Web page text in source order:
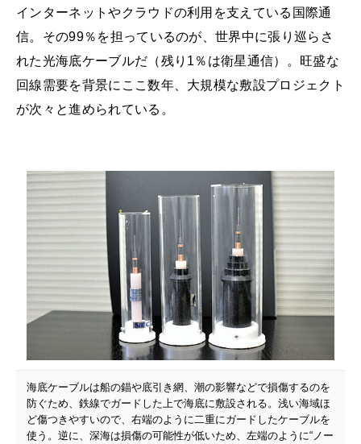
インターネットやクラウドの利用を支えている国際通
信。その99％を担っているのが、世界中に張り巡らさ
れた光海底ケーブルだ（残り1％は衛星通信）。旺盛な
回線需要を背景にここ数年、大規模な敷設プロジェクト
が次々と進められている。
海底ケーブルは船の錨や底引き網、潮の影響などで損傷するのを
防ぐため、鉄線でガードした上で海底に敷設される。浅い海域ほ
ど傷つきやすいので、右端のように二重にガードしたケーブルを
使う。逆に、深海は損傷の可能性が低いため、左端のように“ノー